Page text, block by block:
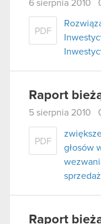
6 sierpnia 2010
PDF
Raport
5 sierpnia 2010
PDF
głosów
Raport